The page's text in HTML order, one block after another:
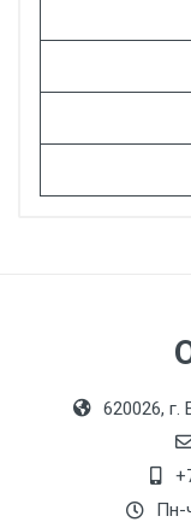
Номинальный
620026, г.
Пн-